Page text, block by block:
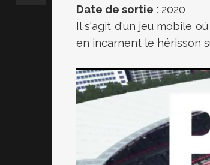
Date de sortie : 2020
Il s'agit d'un jeu mobile
en incarnent le hérisson